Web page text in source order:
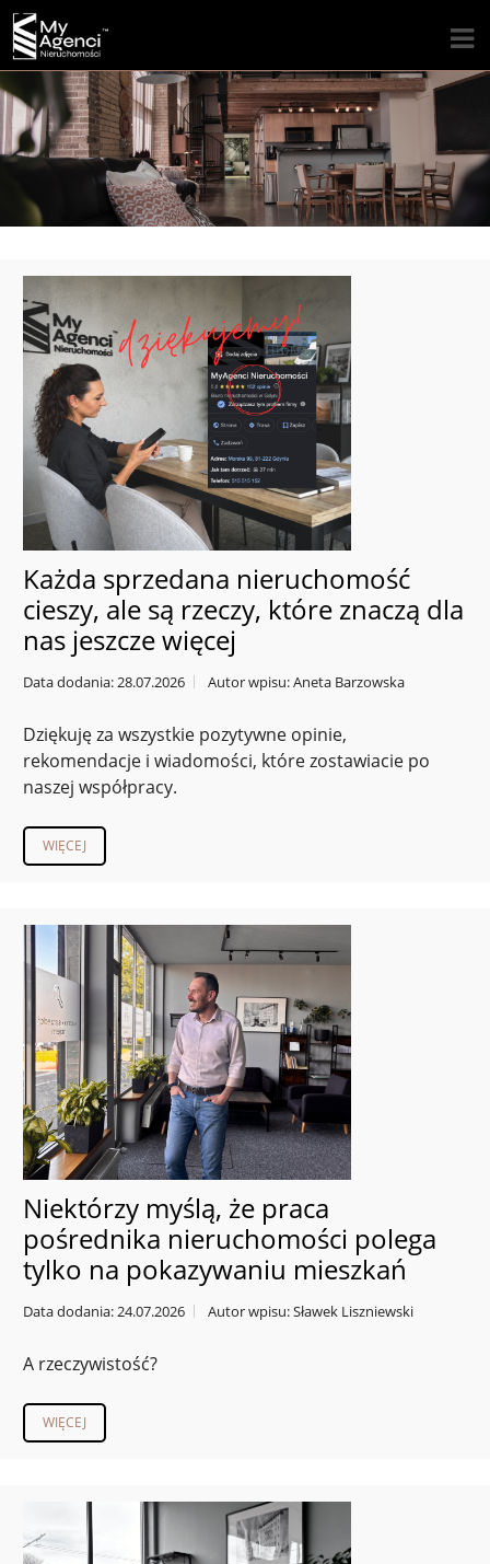
Każda sprzedana nieruchomość
cieszy, ale są rzeczy, które znaczą dla
nas jeszcze więcej
Data dodania: 28.07.2026 Autor wpisu: Aneta Barzowska
Dziękuję za wszystkie pozytywne opinie,
rekomendacje i wiadomości, które zostawiacie po
naszej współpracy.
WIĘCEJ
Niektórzy myślą, że praca
pośrednika nieruchomości polega
tylko na pokazywaniu mieszkań
Data dodania: 24.07.2026 Autor wpisu: Sławek Liszniewski
A rzeczywistość?
WIĘCEJ